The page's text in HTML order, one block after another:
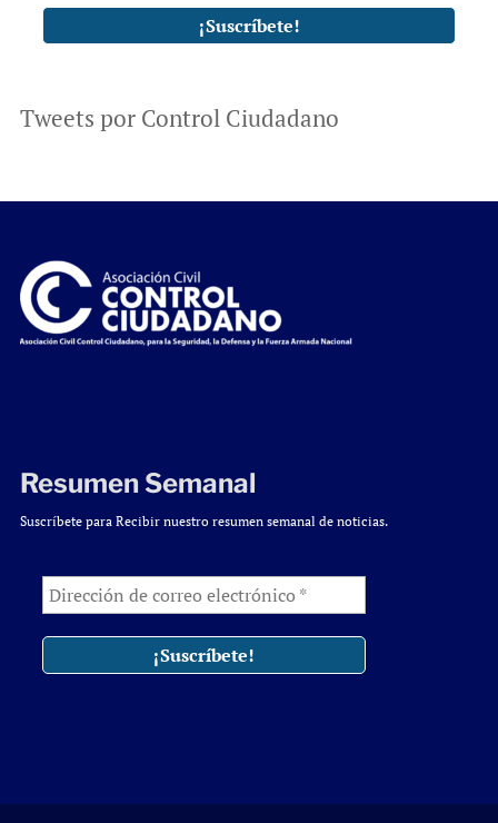
Tweets por Control Ciudadano
Resumen Semanal
Suscríbete para Recibir nuestro resumen semanal de noticias.